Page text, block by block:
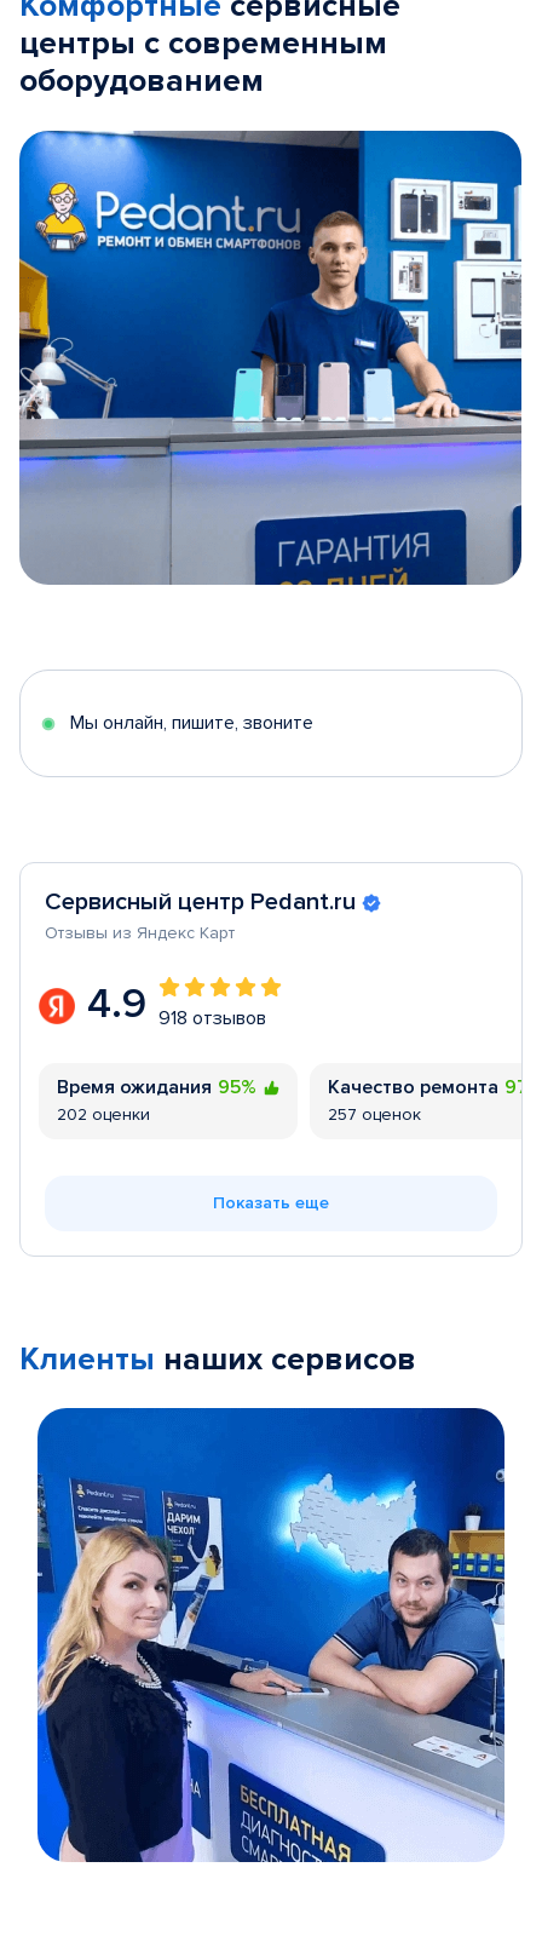
центры с современным
оборудованием
5
Мы онлайн, пишите, звоните
Сервисный центр Pedant.ru
Отзывы из Яндекс Карт
4.9 918 отзывов
Время ожидания 95%
202 оценки
Качество ремонта
257 оценок
Показать еще
Клиенты наших сервисов